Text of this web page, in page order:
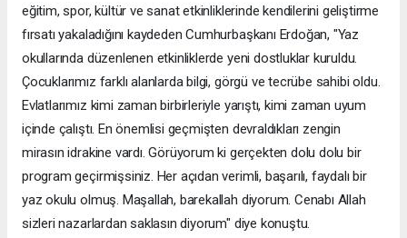
eğitim, spor, kültür ve sanat etkinliklerinde kendilerini geliştirme
fırsatı yakaladığını kaydeden Cumhurbaşkanı Erdoğan, "Yaz
okullarında düzenlenen etkinliklerde yeni dostluklar kuruldu.
Çocuklarımız farklı alanlarda bilgi, görgü ve tecrübe sahibi oldu.
Evlatlarımız kimi zaman birbirleriyle yarıştı, kimi zaman uyum
içinde çalıştı. En önemlisi geçmişten devraldıkları zengin
mirasın idrakine vardı. Görüyorum ki gerçekten dolu dolu bir
program geçirmişsiniz. Her açıdan verimli, başarılı, faydalı bir
yaz okulu olmuş. Maşallah, barekallah diyorum. Cenabı Allah
sizleri nazarlardan saklasın diyorum" diye konuştu.